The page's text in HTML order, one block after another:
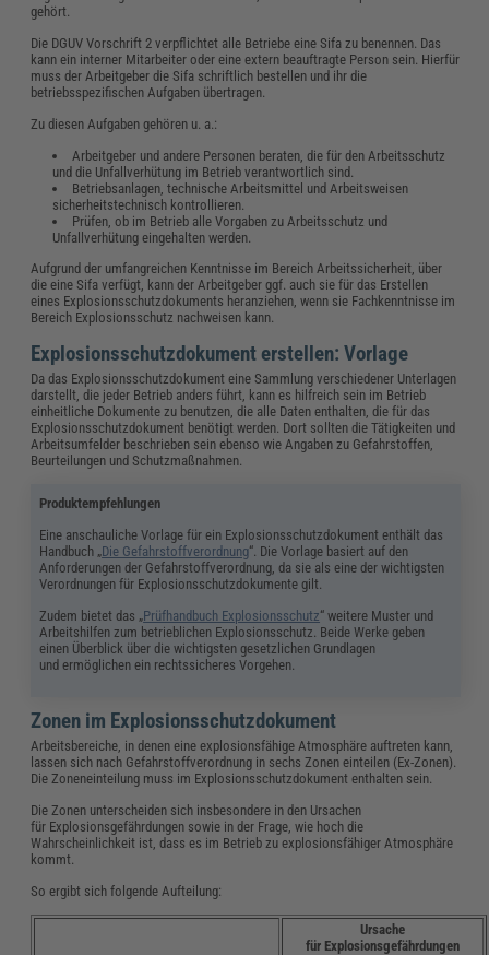
gehört.
Die DGUV Vorschrift 2 verpflichtet alle Betriebe eine Sifa zu benennen. Das
kann ein interner Mitarbeiter oder eine extern beauftragte Person sein. Hierfür
muss der Arbeitgeber die Sifa schriftlich bestellen und ihr die
betriebsspezifischen Aufgaben übertragen.
Zu diesen Aufgaben gehören u. a.:
Arbeitgeber und andere Personen beraten, die für den Arbeitsschutz
und die Unfallverhütung im Betrieb verantwortlich sind.
Betriebsanlagen, technische Arbeitsmittel und Arbeitsweisen
sicherheitstechnisch kontrollieren.
Prüfen, ob im Betrieb alle Vorgaben zu Arbeitsschutz und
Unfallverhütung eingehalten werden.
Aufgrund der umfangreichen Kenntnisse im Bereich Arbeitssicherheit, über
die eine Sifa verfügt, kann der Arbeitgeber ggf. auch sie für das Erstellen
eines Explosionsschutzdokuments heranziehen, wenn sie Fachkenntnisse im
Bereich Explosionsschutz nachweisen kann.
Explosionsschutzdokument erstellen: Vorlage
Da das Explosionsschutzdokument eine Sammlung verschiedener Unterlagen
darstellt, die jeder Betrieb anders führt, kann es hilfreich sein im Betrieb
einheitliche Dokumente zu benutzen, die alle Daten enthalten, die für das
Explosionsschutzdokument benötigt werden. Dort sollten die Tätigkeiten und
Arbeitsumfelder beschrieben sein ebenso wie Angaben zu Gefahrstoffen,
Beurteilungen und Schutzmaßnahmen.
Produktempfehlungen
Eine anschauliche Vorlage für ein Explosionsschutzdokument enthält das
Handbuch „Die Gefahrstoffverordnung“. Die Vorlage basiert auf den
Anforderungen der Gefahrstoffverordnung, da sie als eine der wichtigsten
Verordnungen für Explosionsschutzdokumente gilt.
Zudem bietet das „Prüfhandbuch Explosionsschutz“ weitere Muster und
Arbeitshilfen zum betrieblichen Explosionsschutz. Beide Werke geben
einen Überblick über die wichtigsten gesetzlichen Grundlagen
und ermöglichen ein rechtssicheres Vorgehen.
Zonen im Explosionsschutzdokument
Arbeitsbereiche, in denen eine explosionsfähige Atmosphäre auftreten kann,
lassen sich nach Gefahrstoffverordnung in sechs Zonen einteilen (Ex-Zonen).
Die Zoneneinteilung muss im Explosionsschutzdokument enthalten sein.
Die Zonen unterscheiden sich insbesondere in den Ursachen
für Explosionsgefährdungen sowie in der Frage, wie hoch die
Wahrscheinlichkeit ist, dass es im Betrieb zu explosionsfähiger Atmosphäre
kommt.
So ergibt sich folgende Aufteilung:
Ursache
für Explosionsgefährdungen